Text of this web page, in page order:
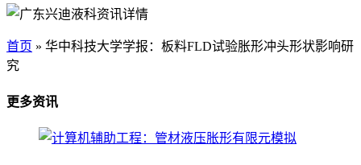
首页 » 华中科技大学学报：板料FLD试验胀形冲头形状影响研
究
更多资讯